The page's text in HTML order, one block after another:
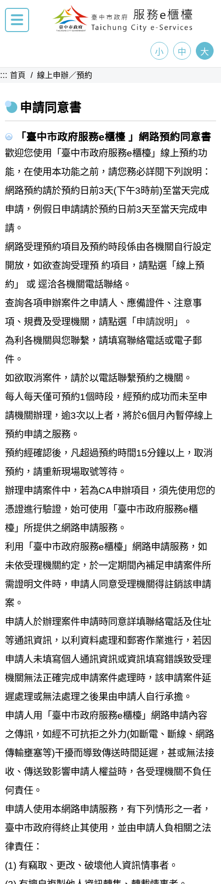
小 中 大
::: 首頁 線上申辦／預約
申請同意書
「臺中市政府服務e櫃檯 」網路預約同意書
歡迎您使用「臺中市政府服務e櫃檯」線上預約功
能，在使用本功能之前，請您務必詳閱下列說明：
網路預約請於預約日前3天(下午3時前)至當天完成
申請， 例假日 申請請於預約日前3天至當天完成申
請。
網路受理預約項目及預約時段係由各機關自行設定
開放，如欲查詢受理預 約項目，請點選 「線上預
約」
或 逕洽各機關電話聯絡。
查詢各項申辦案件之申請人、應備證件、注意事
項、規費及受理機關，請點選「 申請說明 」。
為利各機關與您聯繫，請填寫聯絡電話或電子郵
件。
如欲取消案件，請於以電話聯繫預約之機關。
每人每天僅可預約1個時段 ，經預約成功而未至申
請機關辦理，逾3次以上者，將於6個月內暫停線上
預約申請之服務。
預約經確認後，凡超過預約時間15分鐘以上，取消
預約，請重新現場取號等待。
辦理申請案件中，若為CA申辦項目，須先使用您的
憑證進行驗證，始可使用「臺中市政府服務e櫃
檯」所提供之網路申請服務。
利用「臺中市政府服務e櫃檯」網路申請服務，如
未依受理機關約定，於一定期間內補足申請案件所
需證明文件時，申請人同意受理機關得註銷該申請
案。
申請人於辦理案件申請時同意詳填聯絡電話及住址
等通訊資訊，以利資料處理和郵寄作業進行，若因
申請人未填寫個人通訊資訊或資訊填寫錯誤致受理
機關無法正確完成申請案件處理時，該申請案件延
遲處理或無法處理之後果由申請人自行承擔。
申請人用「臺中市政府服務e櫃檯」網路申請內容
之傳訊，如經不可抗拒之外力(如斷電、斷線、網路
傳輸壅塞等)干擾而導致傳送時間延遲，甚或無法接
收、傳送致影響申請人權益時，各受理機關不負任
何責任。
申請人使用本網路申請服務，有下列情形之一者，
臺中市政府得終止其使用，並由申請人負相關之法
律責任：
(1) 有竊取、更改、破壞他人資訊情事者。